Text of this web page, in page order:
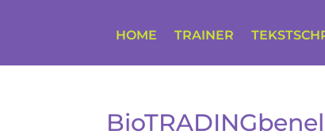
HOME TRAINER